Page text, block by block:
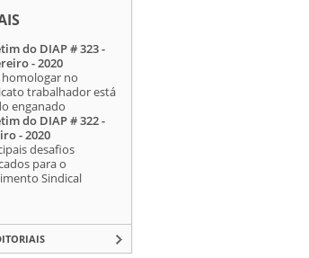
do DIAP # 323 -
- 2020
homologar no
trabalhador está
enganado
do DIAP # 322 -
- 2020
desafios
para o
Sindical